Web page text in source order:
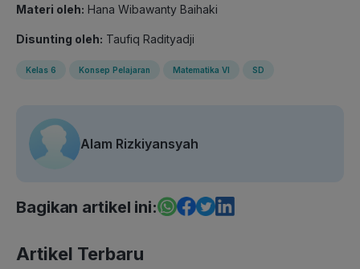
Materi oleh: Hana Wibawanty Baihaki
Disunting oleh: Taufiq Radityadji
Kelas 6 Konsep Pelajaran Matematika VI SD
Alam Rizkiyansyah
Bagikan artikel ini:
Artikel Terbaru